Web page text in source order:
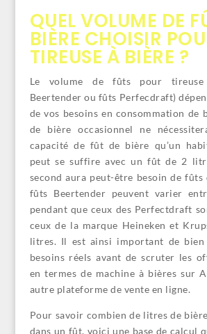
QUEL VOLUME DE
BIÈRE CHOISIR
TIREUSE À BIÈRE ?
Le volume de fûts pour
Beertender ou fûts Perfecdraft)
de vos besoins en consommation de
de bière occasionnel ne
capacité de fût de bière qu’un
peut se suffire avec un fût de 2
second aura peut-être besoin de fûts
fûts Beertender peuvent varier
pendant que ceux des Perfectdraft
ceux de la marque Heineken et
litres. Il est ainsi important de bien
besoins réels avant de scruter les
en termes de machine à bières sur
autre plateforme de vente en ligne.
Pour savoir combien de litres de
dans un fût, voici une base de calcul